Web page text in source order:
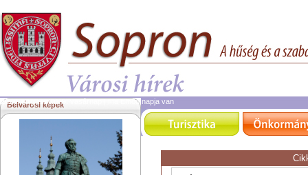
2026. augusztus 9.vasárnap | ma Emőd napja van
Belvárosi képek